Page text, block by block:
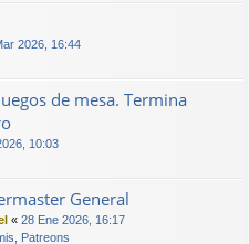
2026, 16:44
de mesa. Termina
10:03
General
« 28 Ene 2026, 16:17
Patreons